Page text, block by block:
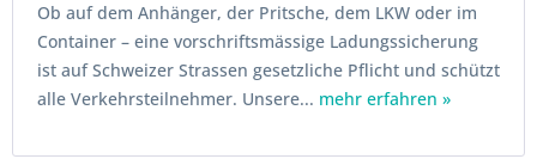
Ob auf dem Anhänger, der Pritsche, dem LKW oder im
Container – eine vorschriftsmässige Ladungssicherung
ist auf Schweizer Strassen gesetzliche Pflicht und schützt
alle Verkehrsteilnehmer. Unsere... mehr erfahren »